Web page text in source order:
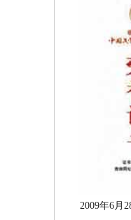
2009年6月